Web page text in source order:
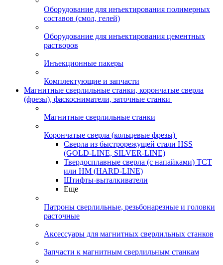
Оборудование для инъектирования полимерных
составов (смол, гелей)
Оборудование для инъектирования цементных
растворов
Инъекционные пакеры
Комплектующие и запчасти
Магнитные сверлильные станки, корончатые сверла
(фрезы), фаскосниматели, заточные станки
Магнитные сверлильные станки
Корончатые сверла (кольцевые фрезы)
Сверла из быстрорежущей стали HSS
(GOLD-LINE, SILVER-LINE)
Твердосплавные сверла (с напайками) ТСТ
или HM (HARD-LINE)
Штифты-выталкиватели
Еще
Патроны сверлильные, резьбонарезные и головки
расточные
Аксессуары для магнитных сверлильных станков
Запчасти к магнитным сверлильным станкам